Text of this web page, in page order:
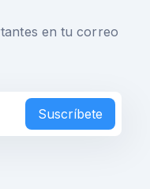
en tu correo
Suscríbete